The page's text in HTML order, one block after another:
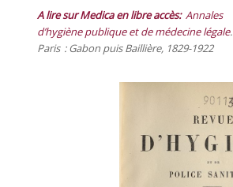
A lire sur Medica en libre accès:Annales
d’hygiène publiqueet de médecine légale.
Paris : Gabon puis Baillière, 1829-1922